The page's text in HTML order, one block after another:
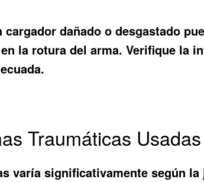
dañado o desgastado
la rotura del arma. Verifique la
Traumáticas Usadas
varía significativamente según